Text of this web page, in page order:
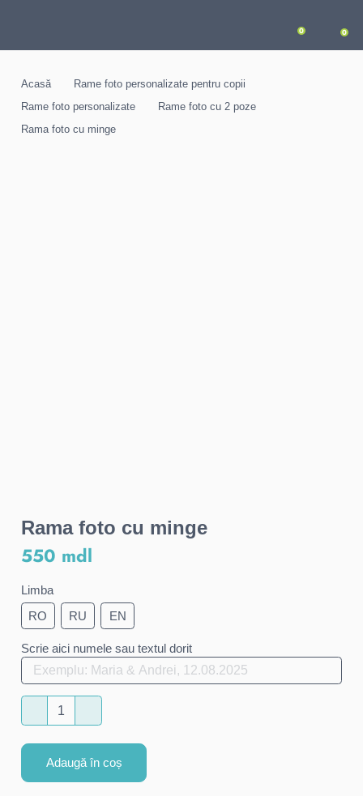
0 0
Acasă
Rame foto personalizate pentru copii
Rame foto personalizate
Rame foto cu 2 poze
Rama foto cu minge
Rama foto cu minge
550 mdl
Limba
RO
RU EN
Scrie aici numele sau textul dorit
Adaugă în coș